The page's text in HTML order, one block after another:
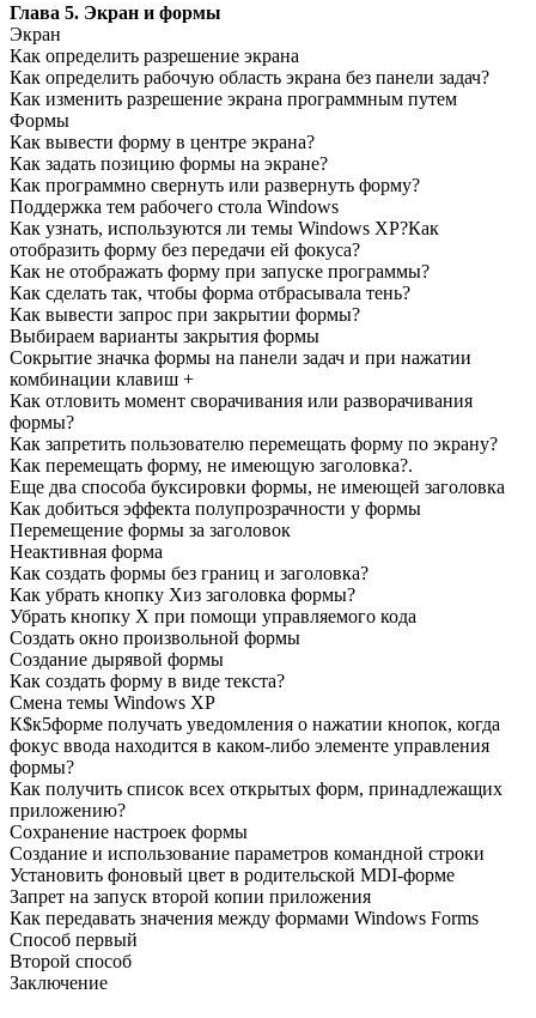
Глава 5. Экран и формы
Экран
Как определить разрешение экрана
Как определить рабочую область экрана без панели задач?
Как изменить разрешение экрана программным путем
Формы
Как вывести форму в центре экрана?
Как задать позицию формы на экране?
Как программно свернуть или развернуть форму?
Поддержка тем рабочего стола Windows
Как узнать, используются ли темы Windows ХР?Как
отобразить форму без передачи ей фокуса?
Как не отображать форму при запуске программы?
Как сделать так, чтобы форма отбрасывала тень?
Как вывести запрос при закрытии формы?
Выбираем варианты закрытия формы
Сокрытие значка формы на панели задач и при нажатии
комбинации клавиш +
Как отловить момент сворачивания или разворачивания
формы?
Как запретить пользователю перемещать форму по экрану?
Как перемещать форму, не имеющую заголовка?.
Еще два способа буксировки формы, не имеющей заголовка
Как добиться эффекта полупрозрачности у формы
Перемещение формы за заголовок
Неактивная форма
Как создать формы без границ и заголовка?
Как убрать кнопку Хиз заголовка формы?
Убрать кнопку X при помощи управляемого кода
Создать окно произвольной формы
Создание дырявой формы
Как создать форму в виде текста?
Смена темы Windows ХР
К$к5форме получать уведомления о нажатии кнопок, когда
фокус ввода находится в каком-либо элементе управления
формы?
Как получить список всех открытых форм, принадлежащих
приложению?
Сохранение настроек формы
Создание и использование параметров командной строки
Установить фоновый цвет в родительской MDI-форме
Запрет на запуск второй копии приложения
Как передавать значения между формами Windows Forms
Способ первый
Второй способ
Заключение